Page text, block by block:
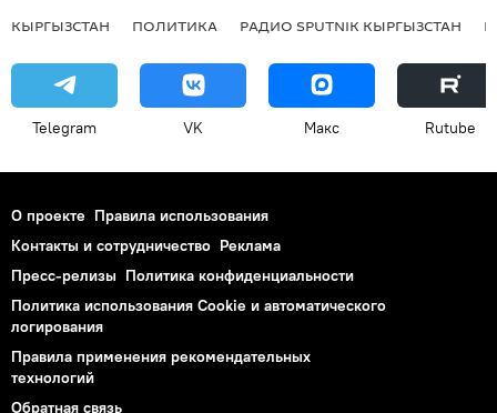
КЫРГЫЗСТАН ПОЛИТИКА РАДИО SPUTNIK КЫРГЫЗСТАН
Telegram VK Макс Rutube
О проекте Правила использования
Контакты и сотрудничество Реклама
Пресс-релизы Политика конфиденциальности
Политика использования Cookie и автоматического
логирования
Правила применения рекомендательных
технологий
Обратная связь